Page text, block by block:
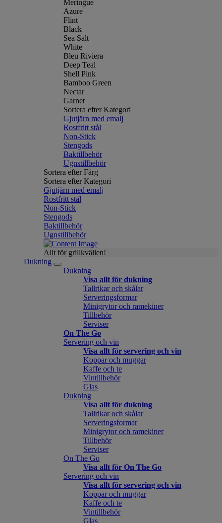
Meringue
Azure
Flint
Black
Sea Salt
White
Bleu Riviera
Deep Teal
Shell Pink
Bamboo Green
Nectar
Garnet
Sortera efter Kategori
Gjutjärn med emalj
Rostfritt stål
Non-Stick
Stengods
Baktillbehör
Ugnstillbehör
Sortera efter Färg
Sortera efter Kategori
Gjutjärn med emalj
Rostfritt stål
Non-Stick
Stengods
Baktillbehör
Ugnstillbehör
Allt för grillkvällen!
Dukning
Dukning
Visa allt för dukning
Tallrikar och skålar
Serveringsformar
Minigrytor och ramekiner
Tillbehör
Serviser
On The Go
Servering och vin
Visa allt för servering och vin
Koppar och muggar
Kaffe och te
Vintillbehör
Glas
Dukning
Visa allt för dukning
Tallrikar och skålar
Serveringsformar
Minigrytor och ramekiner
Tillbehör
Serviser
On The Go
Visa allt för On The Go
Servering och vin
Visa allt för servering och vin
Koppar och muggar
Kaffe och te
Vintillbehör
Glas